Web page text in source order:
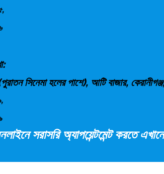
সিনেমা হলের পাশে), আটি বাজার,
সরাসরি অ্যাপয়েন্টমেন্ট করতে